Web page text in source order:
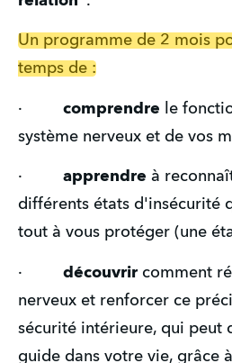
Un programme de 2 mois
temps de :
· comprendre le
système nerveux et de vos
· apprendre à
différents états d'insécurité
tout à vous protéger (une
· découvrir comment
nerveux et renforcer ce
sécurité intérieure, qui peut
guide dans votre vie, grâce